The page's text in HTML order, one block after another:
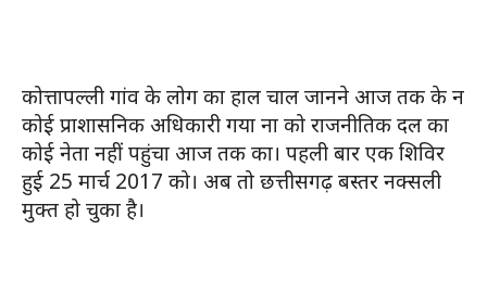
कोत्तापल्ली गांव के लोग का हाल चाल जानने आज तक के न
कोई प्राशासनिक अधिकारी गया ना को राजनीतिक दल का
कोई नेता नहीं पहुंचा आज तक का। पहली बार एक शिविर
हुई 25 मार्च 2017 को। अब तो छत्तीसगढ़ बस्तर नक्सली
मुक्त हो चुका है।